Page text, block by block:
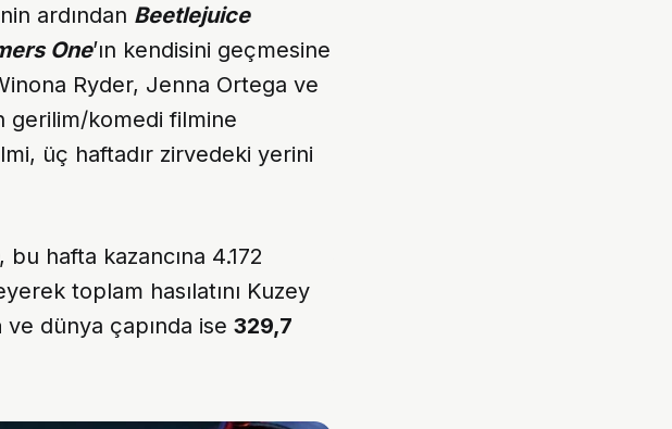
ardından Beetlejuice
One’ın kendisini geçmesine
Ryder, Jenna Ortega ve
gerilim/komedi filmine
üç haftadır zirvedeki yerini
, bu hafta kazancına 4.172
toplam hasılatını Kuzey
ve dünya çapında ise 329,7